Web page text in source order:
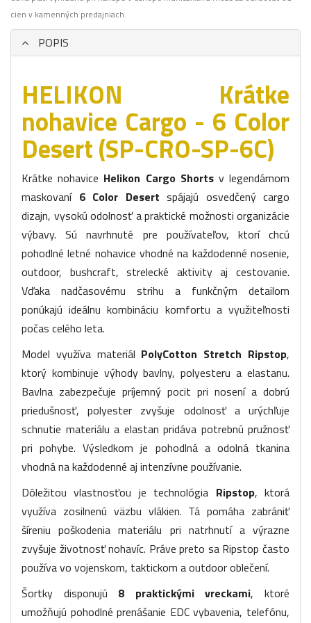
cien v kamenných predajniach.
POPIS
HELIKON Krátke
nohavice Cargo - 6 Color
Desert (SP-CRO-SP-6C)
Krátke nohavice Helikon Cargo Shortsv legendárnom
maskovaní 6 Color Desert spájajú osvedčený cargo
dizajn, vysokú odolnosť a praktické možnosti organizácie
výbavy. Sú navrhnuté pre používateľov, ktorí chcú
pohodlné letné nohavice vhodné na každodenné nosenie,
outdoor, bushcraft, strelecké aktivity aj cestovanie.
Vďaka nadčasovému strihu a funkčným detailom
ponúkajú ideálnu kombináciu komfortu a využiteľnosti
počas celého leta.
Model využíva materiál PolyCotton Stretch Ripstop,
ktorý kombinuje výhody bavlny, polyesteru a elastanu.
Bavlna zabezpečuje príjemný pocit pri nosení a dobrú
priedušnosť, polyester zvyšuje odolnosť a urýchľuje
schnutie materiálu a elastan pridáva potrebnú pružnosť
pri pohybe. Výsledkom je pohodlná a odolná tkanina
vhodná na každodenné aj intenzívne používanie.
Dôležitou vlastnosťou je technológia Ripstop, ktorá
využíva zosilnenú väzbu vlákien. Tá pomáha zabrániť
šíreniu poškodenia materiálu pri natrhnutí a výrazne
zvyšuje životnosť nohavíc. Práve preto sa Ripstop často
používa vo vojenskom, taktickom a outdoor oblečení.
Šortky disponujú 8 praktickými vreckami, ktoré
umožňujú pohodlné prenášanie EDC vybavenia, telefónu,